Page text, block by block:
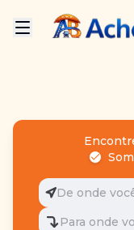
De onde
Para onde